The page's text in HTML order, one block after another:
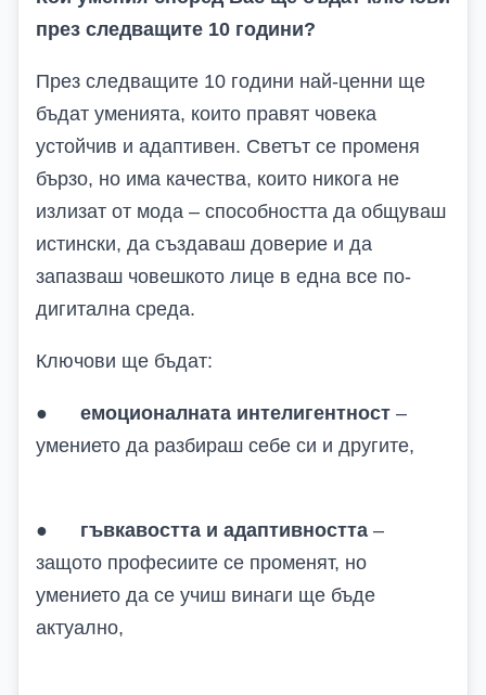
през следващите 10 години?
През следващите 10 години най-ценни ще
бъдат уменията, които правят човека
устойчив и адаптивен. Светът се променя
бързо, но има качества, които никога не
излизат от мода – способността да общуваш
истински, да създаваш доверие и да
запазваш човешкото лице в една все по-
дигитална среда.
Ключови ще бъдат:
● емоционалната интелигентност –
умението да разбираш себе си и другите,
● гъвкавостта и адаптивността –
защото професиите се променят, но
умението да се учиш винаги ще бъде
актуално,